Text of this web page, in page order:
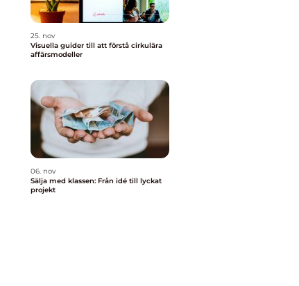
25. nov
Visuella guider till att förstå cirkulära
affärsmodeller
06. nov
Sälja med klassen: Från idé till lyckat
projekt